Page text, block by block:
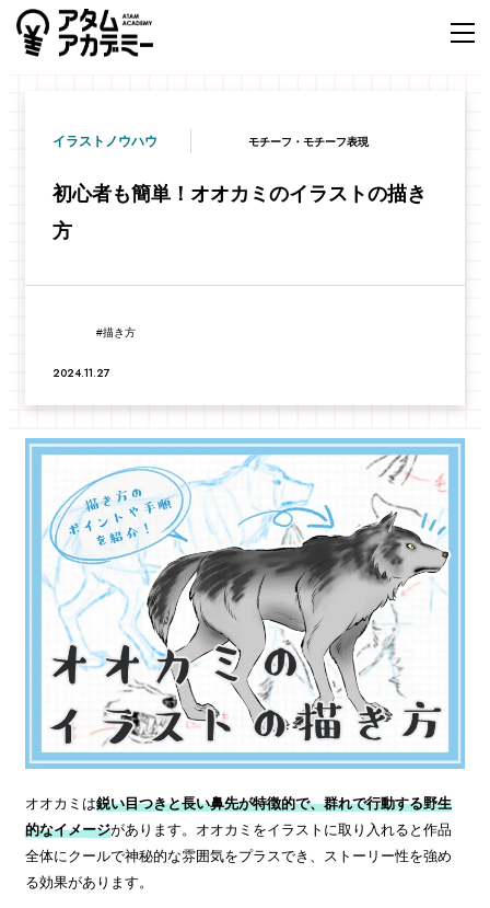
イラストノウハウ モチーフ・モチーフ表現
初心者も簡単！オオカミのイラストの描き
方
描き方
2024.11.27
オオカミは鋭い目つきと長い鼻先が特徴的で、群れで行動する野生
的なイメージがあります。オオカミをイラストに取り入れると作品
全体にクールで神秘的な雰囲気をプラスでき、ストーリー性を強め
る効果があります。